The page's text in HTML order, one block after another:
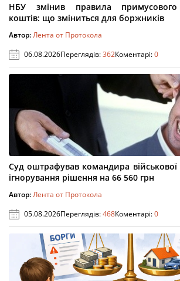
НБУ змінив правила примусового
коштів: що зміниться для боржників
Автор:Лента от Протокола
06.08.2026Переглядів:362Коментарі:0
Суд оштрафував командира військової
ігнорування рішення на 66 560 грн
Автор:Лента от Протокола
05.08.2026Переглядів:468Коментарі:0